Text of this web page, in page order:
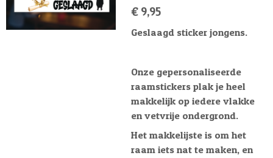
€ 9,95
Geslaagd sticker jongens.
Onze gepersonaliseerde
raamstickers plak je heel
makkelijk op iedere vlakke
en vetvrije ondergrond.
Het makkelijste is om het
raam iets nat te maken, en